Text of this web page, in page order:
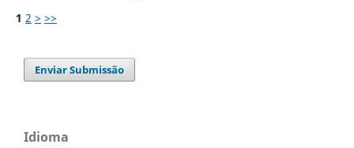
1 2 > >>
Enviar Submissão
Idioma